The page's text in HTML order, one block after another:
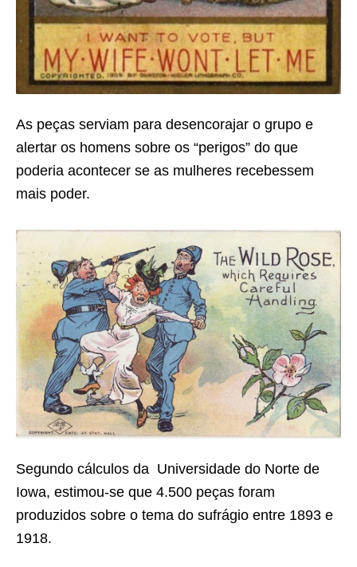
As peças serviam para desencorajar o grupo e
alertar os homens sobre os “perigos” do que
poderia acontecer se as mulheres recebessem
mais poder.
Segundo cálculos da Universidade do Norte de
Iowa, estimou-se que 4.500 peças foram
produzidos sobre o tema do sufrágio entre 1893 e
1918.